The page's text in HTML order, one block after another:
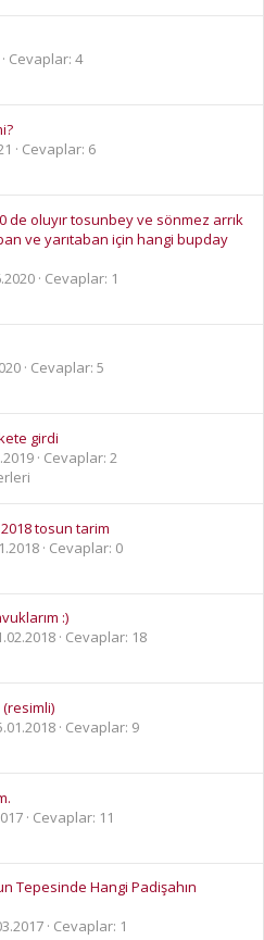
Cevaplar: 4
Cevaplar: 6
de oluyır tosunbey ve sönmez arrık
ve yarıtaban için hangi bupday
Cevaplar: 1
Cevaplar: 5
girdi
Cevaplar: 2
tosun tarim
Cevaplar: 0
:)
Cevaplar: 18
Cevaplar: 9
Cevaplar: 11
Tepesinde Hangi Padişahın
Cevaplar: 1